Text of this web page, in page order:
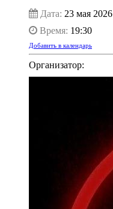
Дата: 23 мая 2026
Время: 19:30
Добавить в календарь
Организатор: